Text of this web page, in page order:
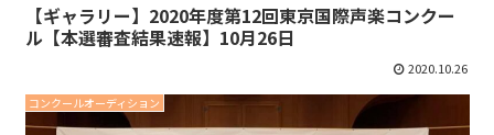
【ギャラリー】2020年度第12回東京国際声楽コンクー
ル【本選審査結果速報】10月26日
2020.10.26
コンクールオーディション